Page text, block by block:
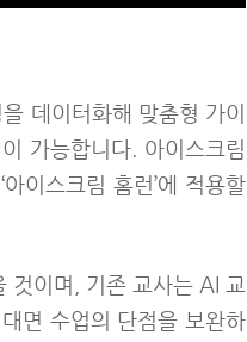
데이터화해 맞춤형 가이
가능합니다. 아이스크림
‘아이스크림 홈런’에 적용할
것이며, 기존 교사는 AI 교
면 수업의 단점을 보완하